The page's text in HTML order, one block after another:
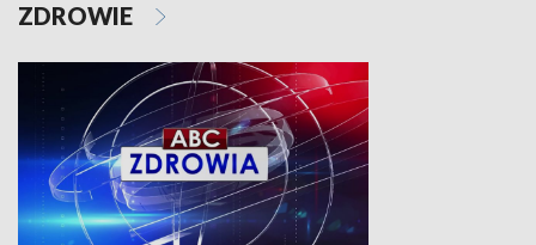
ZDROWIE